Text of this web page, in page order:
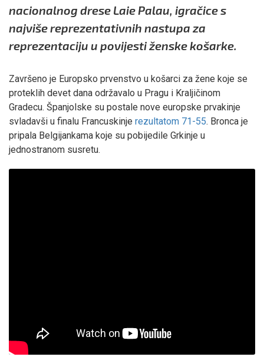
nacionalnog drese Laie Palau, igračice s
najviše reprezentativnih nastupa za
reprezentaciju u povijesti ženske košarke.
Završeno je Europsko prvenstvo u košarci za žene koje se
proteklih devet dana održavalo u Pragu i Kraljičinom
Gradecu. Španjolske su postale nove europske prvakinje
svladavši u finalu Francuskinje rezultatom 71-55. Bronca je
pripala Belgijankama koje su pobijedile Grkinje u
jednostranom susretu.